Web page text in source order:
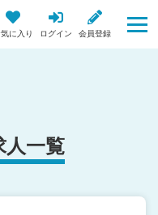
に入り ログイン 会員登録
一覧